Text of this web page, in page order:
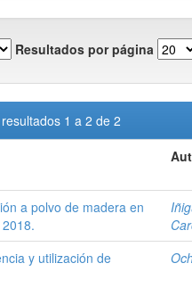
Resultados por página
1 a 2 de 2
a polvo de madera en
y utilización de